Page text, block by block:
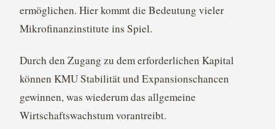
ermöglichen. Hier kommt die Bedeutung vieler
Mikrofinanzinstitute ins Spiel.
Durch den Zugang zu dem erforderlichen Kapital
können KMU Stabilität und Expansionschancen
gewinnen, was wiederum das allgemeine
Wirtschaftswachstum vorantreibt.